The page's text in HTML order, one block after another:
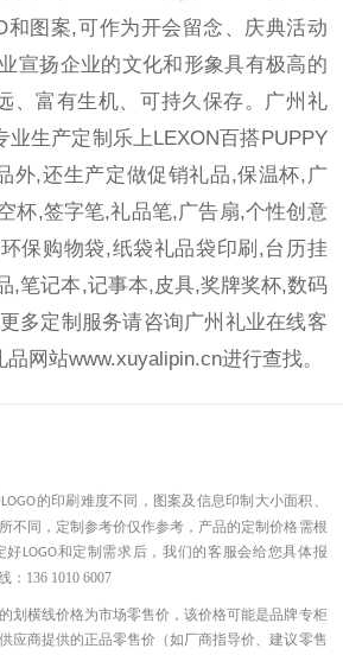
和图案,可作为开会留念、庆典活动
宣扬企业的文化和形象具有极高的
、富有生机、可持久保存。广州礼
业生产定制乐上LEXON百搭PUPPY
外,还生产定做促销礼品,保温杯,广
杯,签字笔,礼品笔,广告扇,个性创意
保购物袋,纸袋礼品袋印刷,台历挂
,笔记本,记事本,皮具,奖牌奖杯,数码
多定制服务请咨询广州礼业在线客
品网站www.xuyalipin.cn进行查找。
LOGO的印刷难度不同，图案及信息印制大小面积、
不同，定制参考价仅作参考，产品的定制价格需根
好 LOGO和定制需求后，我们的客服会给您具体报
：136 1010 6007
划横线价格为市场零售价，该价格可能是品牌专柜
应商提供的正品零售价（如厂商指导价、建议零售